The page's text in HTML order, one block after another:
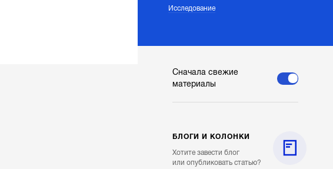
Исследование
Сначала свежие
материалы
БЛОГИ И КОЛОНКИ
Хотите завести блог
или опубликовать статью?